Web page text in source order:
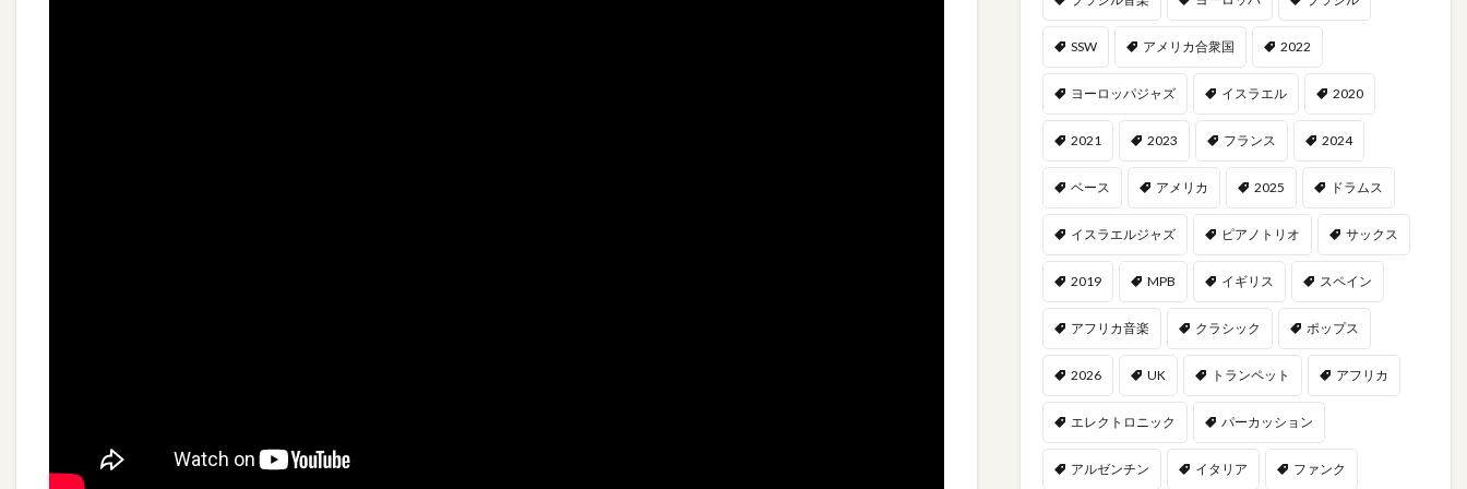
SSW アメリカ合衆国 2022
ヨーロッパジャズ イスラエル 2020
2021 2023 フランス 2024
ベース アメリカ 2025 ドラムス
イスラエルジャズ ピアノトリオ サックス
2019 MPB イギリス スペイン
アフリカ音楽 クラシック ポップス
2026 UK トランペット アフリカ
エレクトロニック パーカッション
アルゼンチン イタリア ファンク